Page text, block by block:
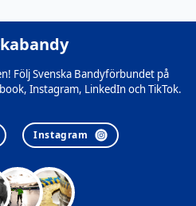
Följ Svenska Bandyförbundet på
Instagram, LinkedIn och TikTok.
Instagram